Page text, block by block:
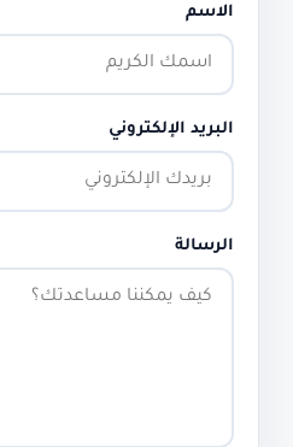
الاسم
البريد الإلكتروني
الرسالة